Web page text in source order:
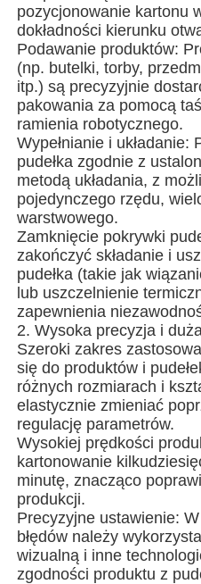
O nas
Wycieczka po fabryce
Kontrola jakości
Skontaktuj się z nami
Aktualności
Sprawy
Rotacyjna maszyna do
Wielopasmowa maszyna
Maszyna do
Maszyna do liczenia kart
pozycjonowanie kartonu
dokładności kierunku
Podawanie produktów:
(np. butelki, torby,
itp.) są precyzyjnie
pakowania za pomocą
ramienia robotycznego.
Wypełnianie i układanie:
pudełka zgodnie z
metodą układania, z
pojedynczego rzędu,
warstwowego.
Zamknięcie pokrywki
zakończyć składanie i
pudełka (takie jak
lub uszczelnienie
zapewnienia
2. Wysoka precyzja i
Szeroki zakres
się do produktów i
różnych rozmiarach i
elastycznie zmieniać
regulację parametrów.
Wysokiej prędkości
kartonowanie
minutę, znacząco
produkcji.
Precyzyjne ustawienie:
błędów należy
wizualną i inne
zgodności produktu z